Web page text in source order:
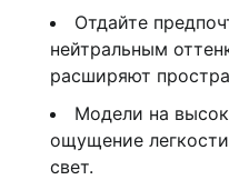
Отдайте
нейтральным
расширяют
Модели на
ощущение
свет.